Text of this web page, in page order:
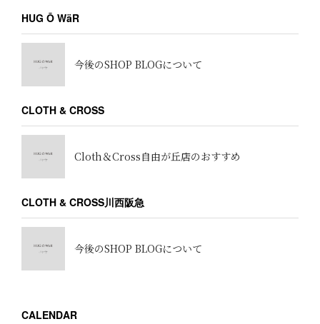
HUG Ō WäR
今後のSHOP BLOGについて
CLOTH & CROSS
Cloth＆Cross自由が丘店のおすすめ
CLOTH & CROSS川西阪急
今後のSHOP BLOGについて
CALENDAR